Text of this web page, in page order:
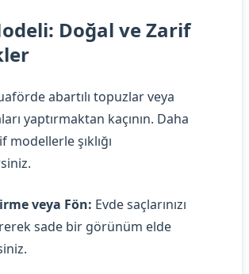
Doğal ve Zarif
abartılı topuzlar veya
yaptırmaktan kaçının. Daha
modellerle şıklığı
veya Fön: Evde saçlarınızı
sade bir görünüm elde